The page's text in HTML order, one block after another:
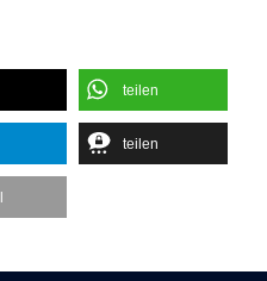
teilen
teilen